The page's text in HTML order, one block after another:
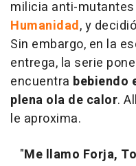
milicia anti-mutantes
Humanidad, y
Sin embargo, en la
entrega, la serie
encuentra bebiendo
plena ola de calor.
le aproxima.
"Me llamo Forja,